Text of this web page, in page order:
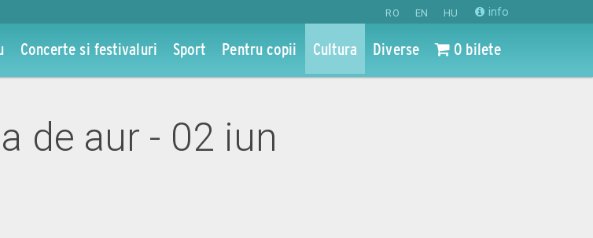
RO EN HU info
Concerte si festivaluri Sport Pentru copii Cultura Diverse 0 bilete
de aur - 02 iun